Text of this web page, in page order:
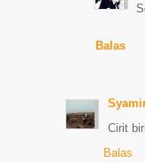
Balas
Cirit
Balas